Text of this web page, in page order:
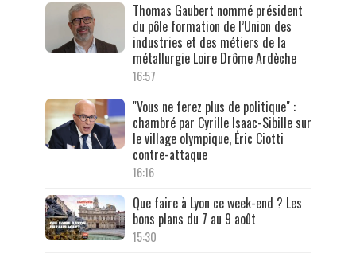
Thomas Gaubert nommé président
du pôle formation de l’Union des
industries et des métiers de la
métallurgie Loire Drôme Ardèche
16:57
"Vous ne ferez plus de politique" :
chambré par Cyrille Isaac-Sibille sur
le village olympique, Éric Ciotti
contre-attaque
16:16
Que faire à Lyon ce week-end ? Les
bons plans du 7 au 9 août
15:30